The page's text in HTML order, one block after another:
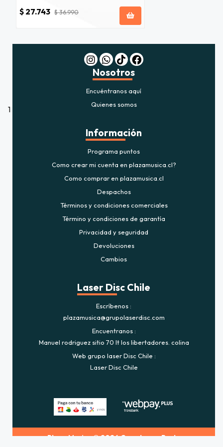
1
$ 27.743 $ 36.990
Nosotros
Encuéntranos aquí
Quienes somos
Información
Programa puntos
Como crear mi cuenta en plazamusica.cl?
Como comprar en plazamusica.cl
Despachos
Términos y condiciones comerciales
Término y condiciones de garantía
Privacidad y seguridad
Devoluciones
Cambios
Laser Disc Chile
Escríbenos
plazamusica@grupolaserdisc.com
Encuentranos
Manuel rodriguez sitio 70 lt los libertadores. colina
Web grupo laser Disc Chile
Laser Disc Chile
Plaza Musica © 2026Creado porBsale